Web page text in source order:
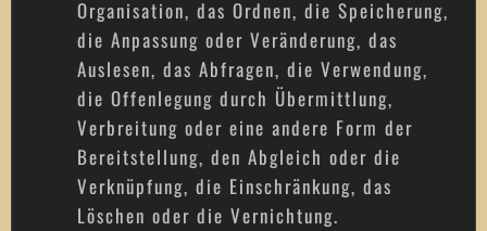
Organisation, das Ordnen, die Speicherung,
die Anpassung oder Veränderung, das
Auslesen, das Abfragen, die Verwendung,
die Offenlegung durch Übermittlung,
Verbreitung oder eine andere Form der
Bereitstellung, den Abgleich oder die
Verknüpfung, die Einschränkung, das
Löschen oder die Vernichtung.